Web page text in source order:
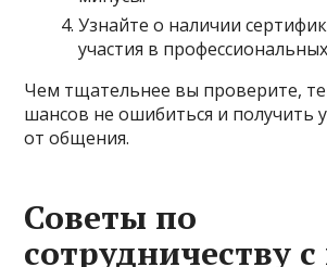
Узнайте о наличии
участия в
Чем тщательнее вы проверите,
шансов не ошибиться и получить
от общения.
Советы по
сотрудничеству